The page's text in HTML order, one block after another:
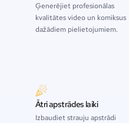
Ģenerējiet profesionālas
kvalitātes video un komiksus
dažādiem pielietojumiem.
Ātri apstrādes laiki
Izbaudiet strauju apstrādi